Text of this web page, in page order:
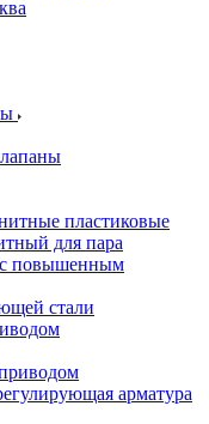
пластиковые
для пара
с повышенным
стали
арматура